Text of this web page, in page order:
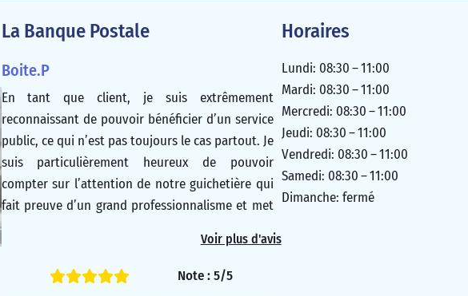
La Banque Postale
Boite.P
En tant que client, je suis extrêmement
reconnaissant de pouvoir bénéficier d’un service
public, ce qui n’est pas toujours le cas partout. Je
suis particulièrement heureux de pouvoir
compter sur l’attention de notre guichetière qui
fait preuve d’un grand professionnalisme et met
ses compétences au service des clients. Je trouve
cela inestimable. J’espère que nous pourrons
continuer à bénéficier de l’agence et de notre
Voir plus d'avis
Note : 5/5
Horaires
Lundi: 08:30 – 11:00
Mardi: 08:30 – 11:00
Mercredi: 08:30 – 11:00
Jeudi: 08:30 – 11:00
Vendredi: 08:30 – 11:00
Samedi: 08:30 – 11:00
Dimanche: fermé